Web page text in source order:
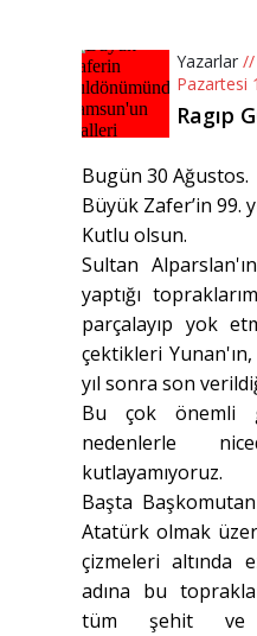
Yazarlar //
Pazartesi
Ragıp
Bugün 30 Ağustos.
Büyük Zafer’in 99.
Kutlu olsun.
Sultan
yaptığı
parçalayıp yok
çektikleri
yıl sonra son
Bu çok önemli
nedenlerle
kutlayamıyoruz.
Başta
Atatürk olmak
çizmeleri altında
adına bu
tüm şehit ve